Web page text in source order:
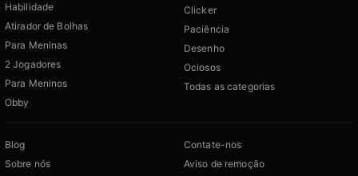
Habilidade
Atirador de Bolhas
Para Meninas
2 Jogadores
Para Meninos
Obby
Clicker
Paciência
Desenho
Ociosos
Todas as categorias
Blog
Sobre nós
Contate-nos
Aviso de remoção